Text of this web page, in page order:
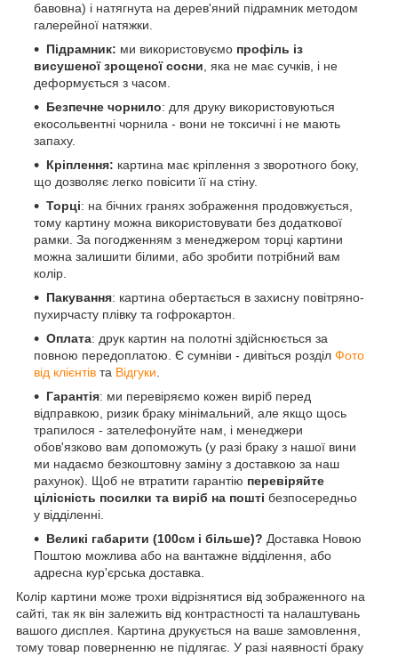
бавовна) і натягнута на дерев'яний підрамник методом
галерейної натяжки.
Підрамник: ми використовуємо профіль із
висушеної зрощеної сосни, яка не має сучків, і не
деформується з часом.
Безпечне чорнило: для друку використовуються
екосольвентні чорнила - вони не токсичні і не мають
запаху.
Кріплення: картина має кріплення з зворотного боку,
що дозволяє легко повісити її на стіну.
Торці: на бічних гранях зображення продовжується,
тому картину можна використовувати без додаткової
рамки. За погодженням з менеджером торці картини
можна залишити білими, або зробити потрібний вам
колір.
Пакування: картина обертається в захисну повітряно-
пухирчасту плівку та гофрокартон.
Оплата: друк картин на полотні здійснюється за
повною передоплатою. Є сумніви - дивіться розділ Фото
від клієнтів та Відгуки.
Гарантія: ми перевіряємо кожен виріб перед
відправкою, ризик браку мінімальний, але якщо щось
трапилося - зателефонуйте нам, і менеджери
обов'язково вам допоможуть (у разі браку з нашої вини
ми надаємо безкоштовну заміну з доставкою за наш
рахунок). Щоб не втратити гарантію перевіряйте
цілісність посилки та виріб на пошті безпосередньо
у відділенні.
Великі габарити (100см і більше)? Доставка Новою
Поштою можлива або на вантажне відділення, або
адресна кур'єрська доставка.
Колір картини може трохи відрізнятися від зображенного на
сайті, так як він залежить від контрастності та налаштувань
вашого дисплея. Картина друкується на ваше замовлення,
тому товар поверненню не підлягає. У разі наявності браку